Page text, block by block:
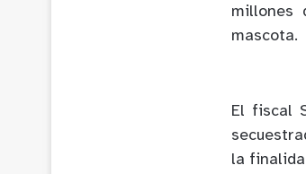
millones
mascota.
El fiscal
la